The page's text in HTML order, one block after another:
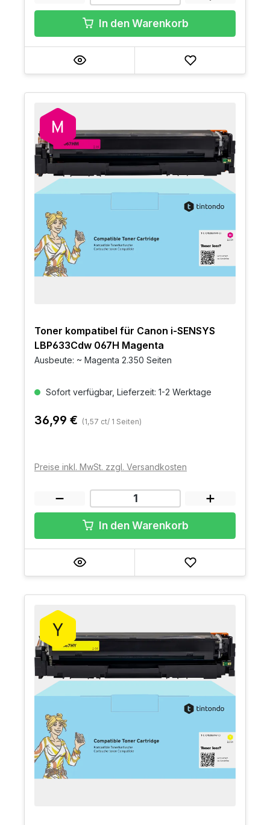
In den Warenkorb
Toner kompatibel für Canon i-SENSYS
LBP633Cdw 067H Magenta
Ausbeute: ~ Magenta 2.350 Seiten
Sofort verfügbar, Lieferzeit: 1-2 Werktage
36,99 € (1,57 ct/ 1 Seiten)
Preise inkl. MwSt. zzgl. Versandkosten
In den Warenkorb